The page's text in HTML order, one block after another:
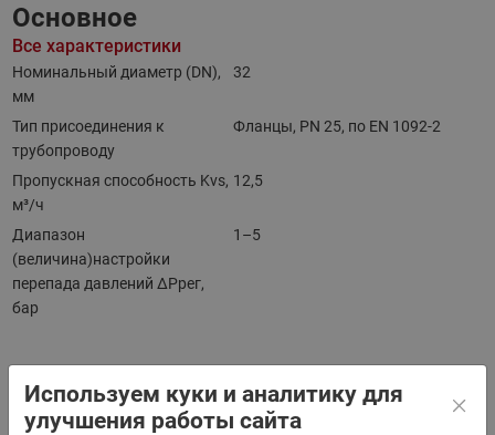
Основное
Все характеристики
Номинальный диаметр (DN),
мм
32
Тип присоединения к
трубопроводу
Фланцы, РN 25, по EN 1092-2
Пропускная способность Kvs,
м³/ч
12,5
Диапазон
(величина)настройки
перепада давлений ΔРрег,
бар
1–5
Документы
Используем куки и аналитику для
улучшения работы сайта